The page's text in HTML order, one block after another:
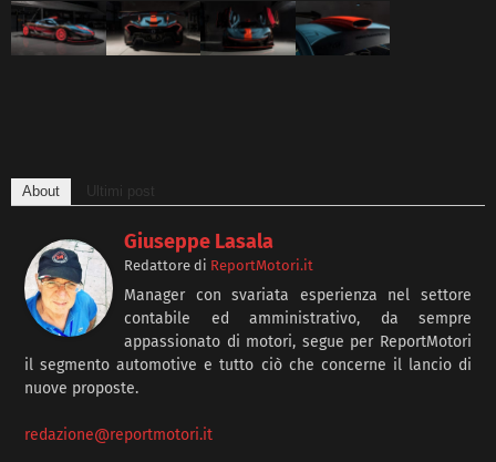
About Ultimi post
Giuseppe Lasala
Redattore di ReportMotori.it
Manager con svariata esperienza nel settore
contabile ed amministrativo, da sempre
appassionato di motori, segue per ReportMotori
il segmento automotive e tutto ciò che concerne il lancio di
nuove proposte.
redazione@reportmotori.it